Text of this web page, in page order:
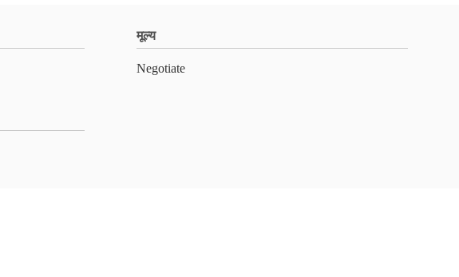
मूल्य
Negotiate